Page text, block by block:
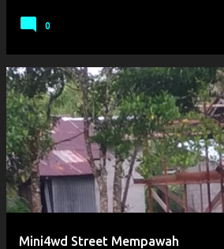
0
Mini4wd Street Mempawah